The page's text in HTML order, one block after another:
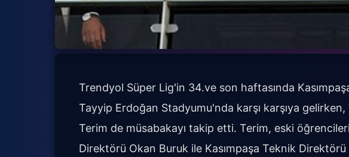
Trendyol Süper Lig'in 34.ve son haftasında
Tayyip Erdoğan Stadyumu'nda karşı karşıya
Terim de müsabakayı takip etti. Terim, eski
Direktörü Okan Buruk ile Kasımpaşa Teknik